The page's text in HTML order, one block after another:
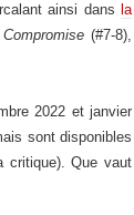
ainsi dans la
(#7-8),
2022 et janvier
sont disponibles
critique). Que vaut